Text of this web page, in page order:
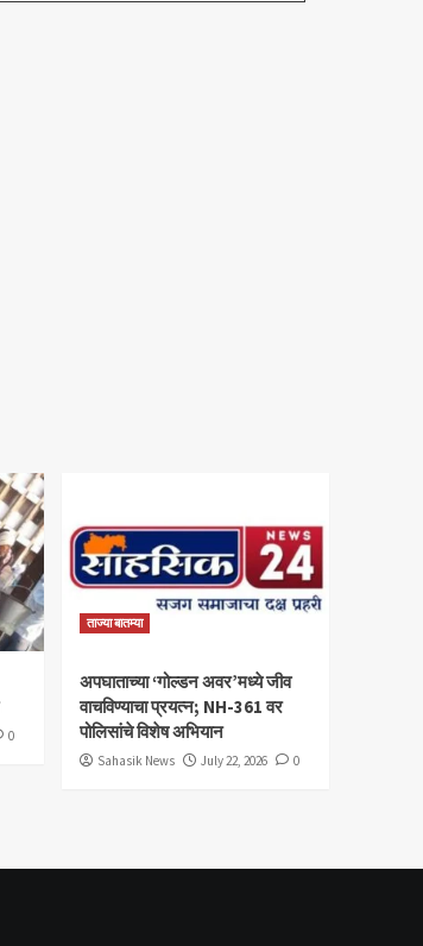
0
ताज्या बातम्या
अपघाताच्या ‘गोल्डन अवर’मध्ये जीव
वाचविण्याचा प्रयत्न; NH-361 वर
पोलिसांचे विशेष अभियान
Sahasik News July 22, 2026 0